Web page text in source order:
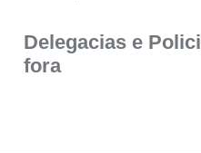
Delegacias e
fora